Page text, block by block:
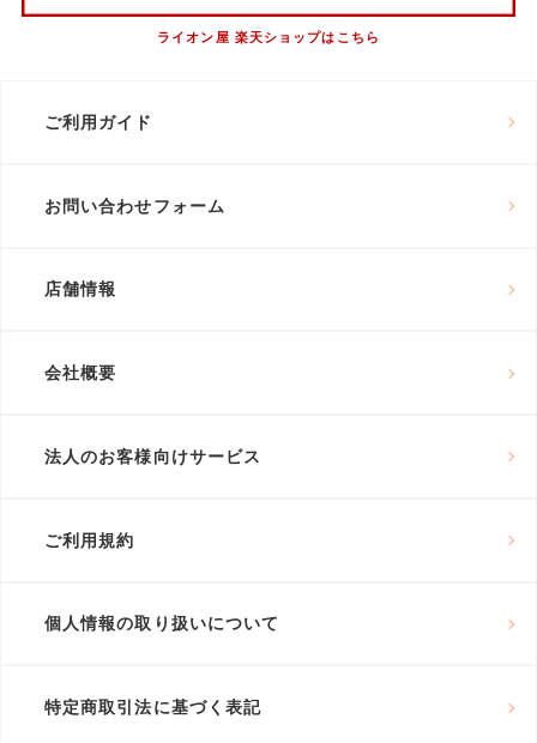
ライオン屋 楽天ショップはこちら
ご利用ガイド
お問い合わせフォーム
店舗情報
会社概要
法人のお客様向けサービス
ご利用規約
個人情報の取り扱いについて
特定商取引法に基づく表記